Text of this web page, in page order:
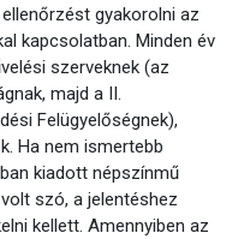
gyakorolni az
kapcsolatban. Minden év
szerveknek (az
majd a II.
Felügyelőségnek),
Ha nem ismertebb
kiadott népszínmű
szó, a jelentéshez
kellett. Amennyiben az